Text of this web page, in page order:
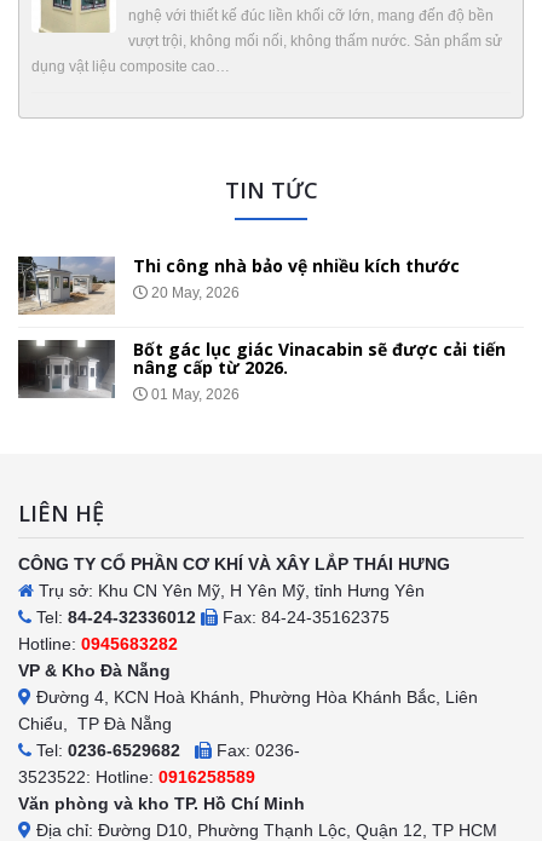
nghệ với thiết kế đúc liền khối cỡ lớn, mang đến độ bền
vượt trội, không mối nối, không thấm nước. Sản phẩm sử
dụng vật liệu composite cao…
TIN TỨC
Thi công nhà bảo vệ nhiều kích thước
20 May, 2026
Bốt gác lục giác Vinacabin sẽ được cải tiến
nâng cấp từ 2026.
01 May, 2026
LIÊN HỆ
CÔNG TY CỔ PHẦN CƠ KHÍ VÀ XÂY LẮP THÁI HƯNG
Trụ sở: Khu CN Yên Mỹ, H Yên Mỹ, tỉnh Hưng Yên
Tel: 84-24-32336012
Fax: 84-24-35162375
Hotline: 0945683282
VP & Kho Đà Nẵng
Đường 4, KCN Hoà Khánh, Phường Hòa Khánh Bắc, Liên
Chiểu, TP Đà Nẵng
Tel: 0236-6529682
Fax: 0236-
3523522: Hotline: 0916258589
Văn phòng và kho TP. Hồ Chí Minh
Địa chỉ: Đường D10, Phường Thạnh Lộc, Quận 12, TP HCM